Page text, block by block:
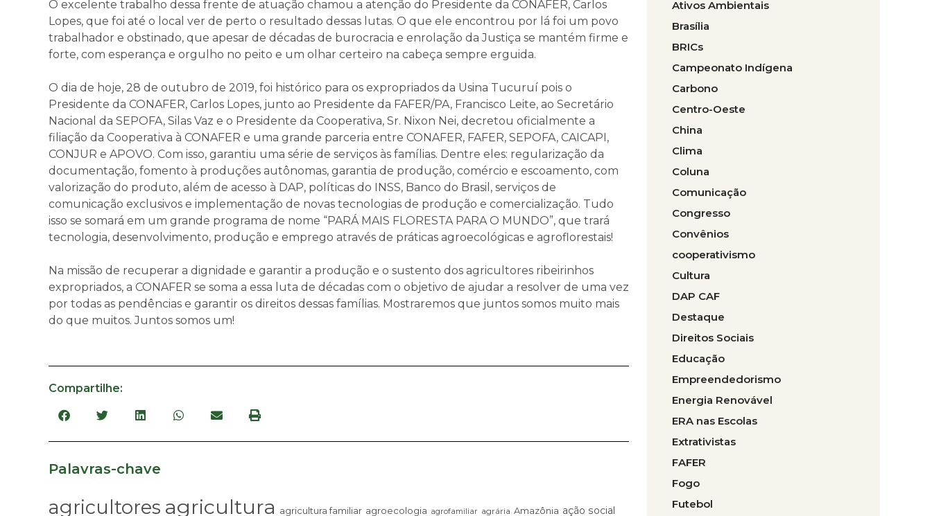
O excelente trabalho dessa frente de atuação chamou a atenção do Presidente da CONAFER, Carlos
Lopes, que foi até o local ver de perto o resultado dessas lutas. O que ele encontrou por lá foi um povo
trabalhador e obstinado, que apesar de décadas de burocracia e enrolação da Justiça se mantém firme e
forte, com esperança e orgulho no peito e um olhar certeiro na cabeça sempre erguida.
O dia de hoje, 28 de outubro de 2019, foi histórico para os expropriados da Usina Tucuruí pois o
Presidente da CONAFER, Carlos Lopes, junto ao Presidente da FAFER/PA, Francisco Leite, ao Secretário
Nacional da SEPOFA, Silas Vaz e o Presidente da Cooperativa, Sr. Nixon Nei, decretou oficialmente a
filiação da Cooperativa à CONAFER e uma grande parceria entre CONAFER, FAFER, SEPOFA, CAICAPI,
CONJUR e APOVO. Com isso, garantiu uma série de serviços às famílias. Dentre eles: regularização da
documentação, fomento à produções autônomas, garantia de produção, comércio e escoamento, com
valorização do produto, além de acesso à DAP, políticas do INSS, Banco do Brasil, serviços de
comunicação exclusivos e implementação de novas tecnologias de produção e comercialização. Tudo
isso se somará em um grande programa de nome “PARÁ MAIS FLORESTA PARA O MUNDO”, que trará
tecnologia, desenvolvimento, produção e emprego através de práticas agroecológicas e agroflorestais!
Na missão de recuperar a dignidade e garantir a produção e o sustento dos agricultores ribeirinhos
expropriados, a CONAFER se soma a essa luta de décadas com o objetivo de ajudar a resolver de uma vez
por todas as pendências e garantir os direitos dessas famílias. Mostraremos que juntos somos muito mais
do que muitos. Juntos somos um!
Compartilhe:
Palavras-chave
agricultores agricultura agricultura familiar agroecologia agrofamiliar agrária Amazônia ação social
Ativos Ambientais
Brasília
BRICs
Campeonato Indígena
Carbono
Centro-Oeste
China
Clima
Coluna
Comunicação
Congresso
Convênios
cooperativismo
Cultura
DAP CAF
Destaque
Direitos Sociais
Educação
Empreendedorismo
Energia Renovável
ERA nas Escolas
Extrativistas
FAFER
Fogo
Futebol